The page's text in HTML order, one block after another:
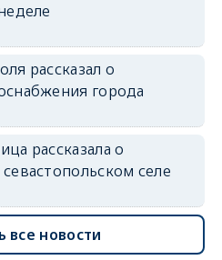
рассказал о
города
рассказала о
селе
все новости